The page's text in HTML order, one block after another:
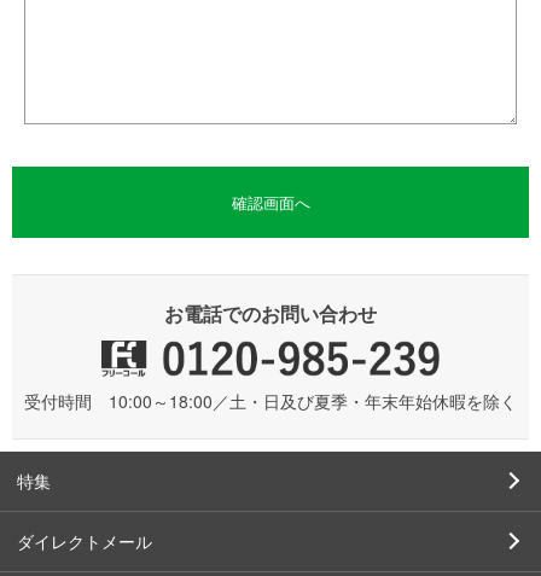
お電話でのお問い合わせ
受付時間 10:00～18:00／土・日及び夏季・年末年始休暇を除く
特集
ダイレクトメール